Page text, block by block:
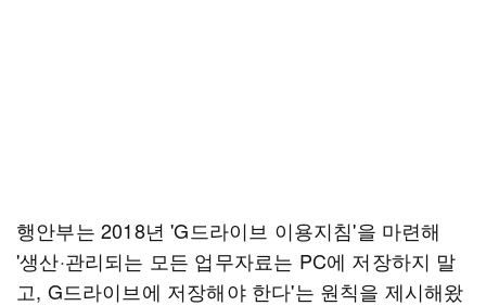
행안부는 2018년 'G드라이브 이용지침'을 마련해
'생산·관리되는 모든 업무자료는 PC에 저장하지 말
고, G드라이브에 저장해야 한다'는 원칙을 제시해왔